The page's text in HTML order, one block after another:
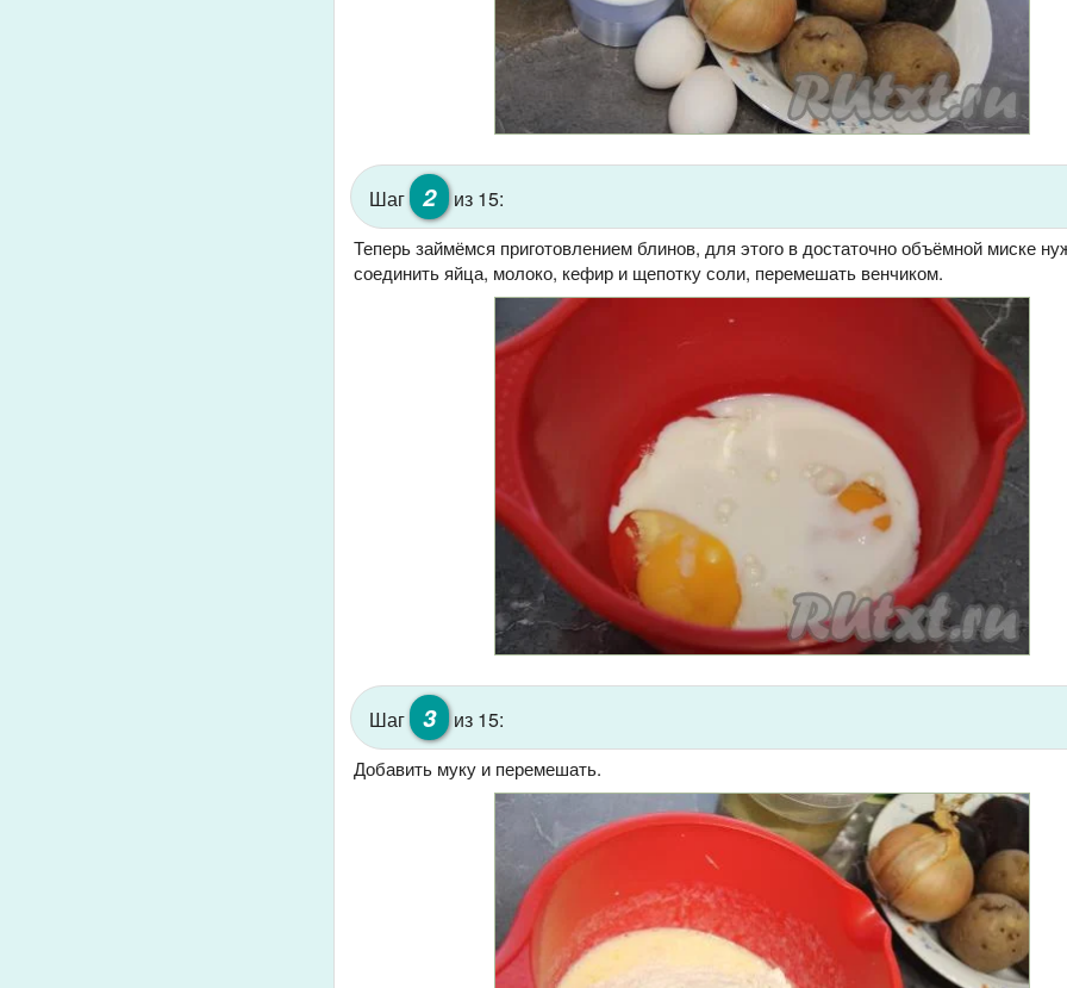
Шаг 2 из 15:
Теперь займёмся приготовлением блинов, для этого в достаточно объёмной миске
соединить яйца, молоко, кефир и щепотку соли, перемешать венчиком.
Шаг 3 из 15:
Добавить муку и перемешать.